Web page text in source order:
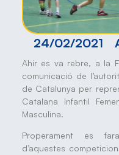
24/02/2021
Ahir es va rebre, a la
comunicació de
de Catalunya per
Catalana Infantil
Masculina.
Properament es
d’aquestes